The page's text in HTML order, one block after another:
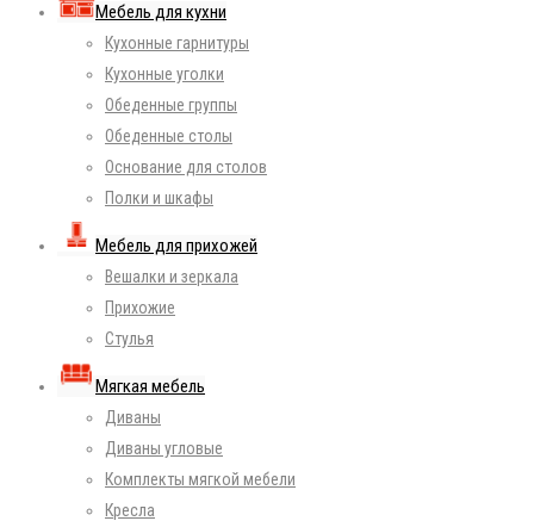
Мебель для кухни
Кухонные гарнитуры
Кухонные уголки
Обеденные группы
Обеденные столы
Основание для столов
Полки и шкафы
Мебель для прихожей
Вешалки и зеркала
Прихожие
Стулья
Мягкая мебель
Диваны
Диваны угловые
Комплекты мягкой мебели
Кресла